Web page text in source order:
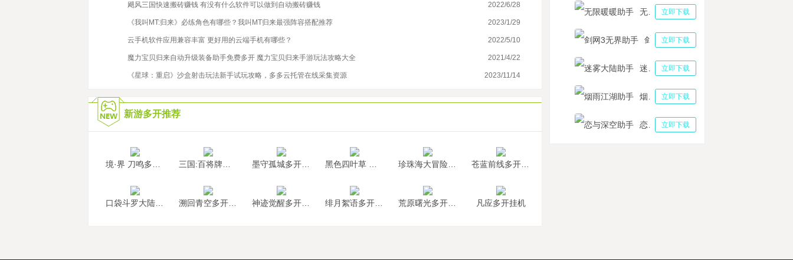
飓风三国快速搬砖赚钱 有没有什么软件可以做到自动搬砖赚钱 2022/6/28
《我叫MT:归来》必练角色有哪些？我叫MT归来最强阵容搭配推荐 2023/1/29
云手机软件应用兼容丰富 更好用的云端手机有哪些？ 2022/5/10
魔力宝贝归来自动升级装备助手免费多开 魔力宝贝归来手游玩法攻略大全 2021/4/22
《星球：重启》沙盒射击玩法新手试玩攻略，多多云托管在线采集资源 2023/11/14
搬砖热门天龙八部2:飞龙战天手游国服将上线，多多云托管出金事半功倍
幻塔主线日常挂机工具方法 幻塔野外的万能锅是什么
游戏同屏双开软件黑科技：多多云手机游戏小号分身攻略
绯石之心挂机多开选择可靠的工具，可以组团进行冒险
新游多开推荐
凡应多开挂机
立即下载
立即下载
立即下载
立即下载
立即下载